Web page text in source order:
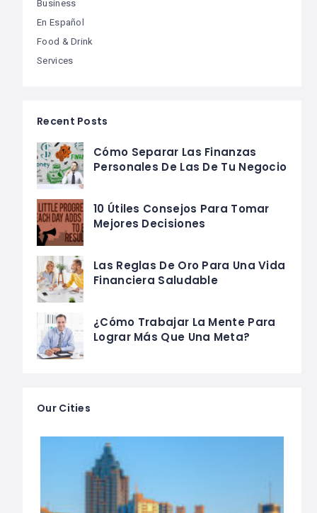
Business
En Español
Food & Drink
Services
Recent Posts
Cómo Separar Las Finanzas
Personales De Las De Tu Negocio
10 Útiles Consejos Para Tomar
Mejores Decisiones
Las Reglas De Oro Para Una Vida
Financiera Saludable
¿Cómo Trabajar La Mente Para
Lograr Más Que Una Meta?
Our Cities